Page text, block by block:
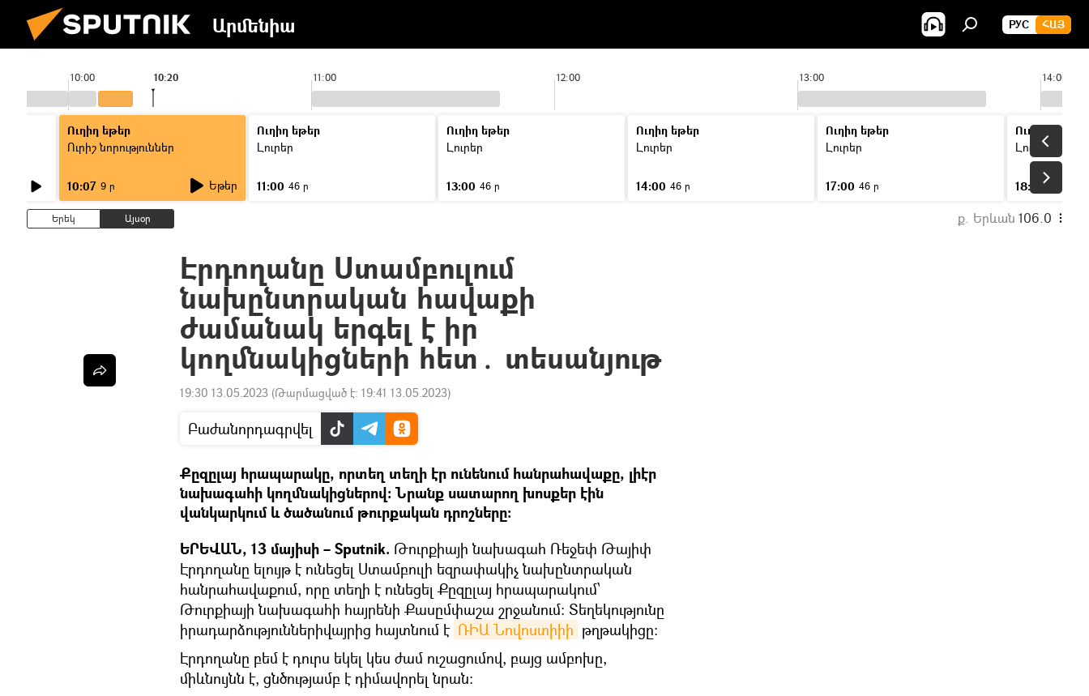
Արմենիա РУС ՀԱՅ
10:00 11:00 12:00 13:00 14:00
10:20
Ուղիղ եթեր
Ուրիշ նորություններ
10:07 9 ր Եթեր
Ուղիղ եթեր
Լուրեր
11:00 46 ր
Ուղիղ եթեր
Լուրեր
13:00 46 ր
Ուղիղ եթեր
Լուրեր
14:00 46 ր
Ուղիղ եթեր
Լուրեր
17:00 46 ր
Ուղիղ եթեր
Լուրեր
18:00
Երեկ Այսօր ք. Երևան 106.0
Էրդողանը Ստամբուլում
նախընտրական հավաքի
ժամանակ երգել է իր
կողմնակիցների հետ․ տեսանյութ
19:30 13.05.2023 (Թարմացված է: 19:41 13.05.2023)
Բաժանորդագրվել
Քըզըլայ հրապարակը, որտեղ տեղի էր ունենում հանրահավաքը, լիէր
նախագահի կողմնակիցներով։ Նրանք սատարող խոսքեր էին
վանկարկում և ծածանում թուրքական դրոշները:
ԵՐԵՎԱՆ, 13 մայիսի – Sputnik. Թուրքիայի նախագահ Ռեջեփ Թայիփ
Էրդողանը ելույթ է ունեցել Ստամբուլի եզրափակիչ նախընտրական
հանրահավաքում, որը տեղի է ունեցել Քըզըլայ հրապարակում՝
Թուրքիայի նախագահի հայրենի Քասըմփաշա շրջանում: Տեղեկությունը
իրադարձություններիվայրից հայտնում է ՌԻԱ Նովոստիիի թղթակիցը։
Էրդողանը բեմ է դուրս եկել կես ժամ ուշացումով, բայց ամբոխը,
միևնույնն է, ցնծությամբ է դիմավորել նրան։